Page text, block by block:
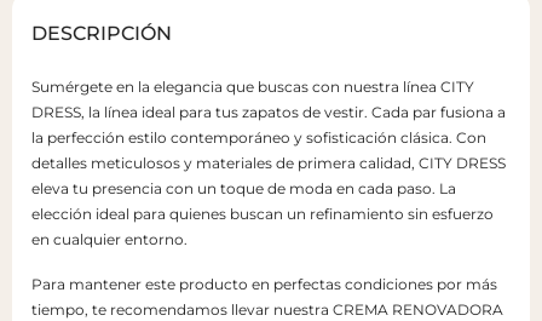
DESCRIPCIÓN
Sumérgete en la elegancia que buscas con nuestra línea CITY
DRESS, la línea ideal para tus zapatos de vestir. Cada par fusiona a
la perfección estilo contemporáneo y sofisticación clásica. Con
detalles meticulosos y materiales de primera calidad, CITY DRESS
eleva tu presencia con un toque de moda en cada paso. La
elección ideal para quienes buscan un refinamiento sin esfuerzo
en cualquier entorno.
Para mantener este producto en perfectas condiciones por más
tiempo, te recomendamos llevar nuestra CREMA RENOVADORA